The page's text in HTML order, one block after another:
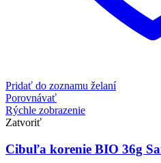
Pridať do zoznamu želaní
Porovnávať
Rýchle zobrazenie
Zatvoriť
Cibuľa korenie BIO 36g